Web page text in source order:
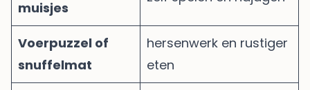
muisjes
Voerpuzzel of
snuffelmat
hersenwerk en rustiger
eten